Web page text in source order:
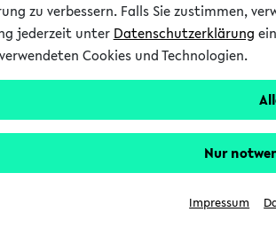
Studium
stattfindenden
zu verbessern. Falls Sie zustimmen,
jederzeit unter Datenschutzerklärung
Cookies und Technologien.
Nur
Impressum